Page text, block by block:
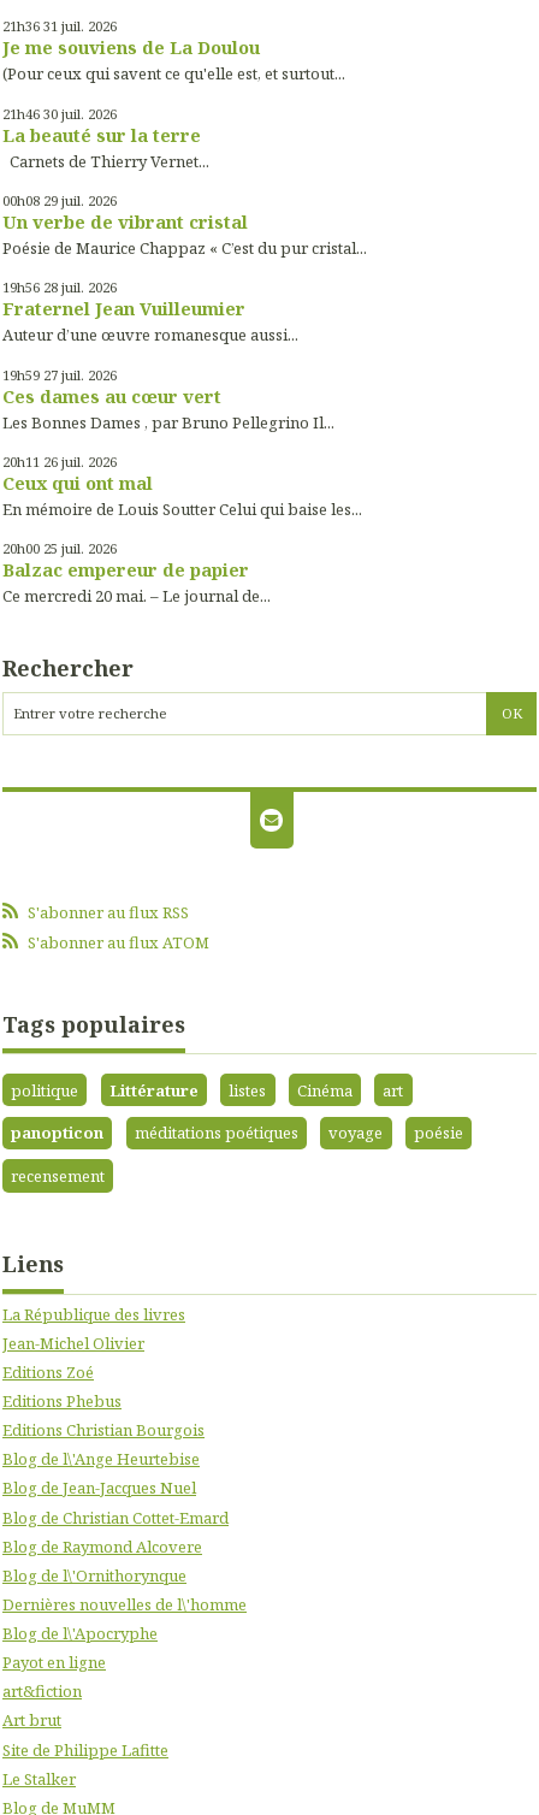
21h36 31 juil. 2026
Je me souviens de La Doulou
(Pour ceux qui savent ce qu'elle est, et surtout...
21h46 30 juil. 2026
La beauté sur la terre
Carnets de Thierry Vernet...
00h08 29 juil. 2026
Un verbe de vibrant cristal
Poésie de Maurice Chappaz « C’est du pur cristal...
19h56 28 juil. 2026
Fraternel Jean Vuilleumier
Auteur d’une œuvre romanesque aussi...
19h59 27 juil. 2026
Ces dames au cœur vert
Les Bonnes Dames , par Bruno Pellegrino Il...
20h11 26 juil. 2026
Ceux qui ont mal
En mémoire de Louis Soutter Celui qui baise les...
20h00 25 juil. 2026
Balzac empereur de papier
Ce mercredi 20 mai. – Le journal de...
Rechercher
S'abonner au flux RSS
S'abonner au flux ATOM
Tags populaires
politique Littérature listes Cinéma
art
panopticon
méditations poétiques voyage
poésie
recensement
Liens
La République des livres
Jean-Michel Olivier
Editions Zoé
Editions Phebus
Editions Christian Bourgois
Blog de l\'Ange Heurtebise
Blog de Jean-Jacques Nuel
Blog de Christian Cottet-Emard
Blog de Raymond Alcovere
Blog de l\'Ornithorynque
Dernières nouvelles de l\'homme
Blog de l\'Apocryphe
Payot en ligne
art&fiction
Art brut
Site de Philippe Lafitte
Le Stalker
Blog de MuMM